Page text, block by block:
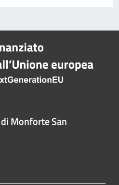
Monforte San